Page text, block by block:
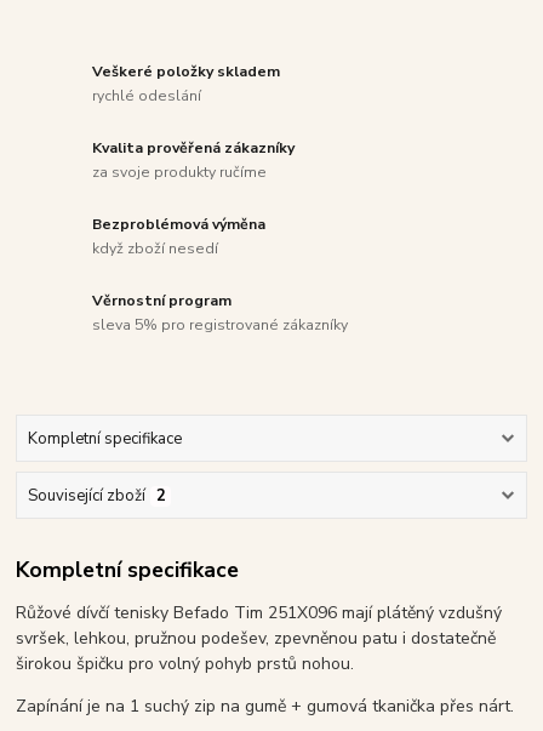
Veškeré položky skladem
rychlé odeslání
Kvalita prověřená zákazníky
za svoje produkty ručíme
Bezproblémová výměna
když zboží nesedí
Věrnostní program
sleva 5% pro registrované zákazníky
Kompletní specifikace
Související zboží 2
Kompletní specifikace
Růžové dívčí tenisky Befado Tim 251X096 mají plátěný vzdušný
svršek, lehkou, pružnou podešev, zpevněnou patu i dostatečně
širokou špičku pro volný pohyb prstů nohou.
Zapínání je na 1 suchý zip na gumě + gumová tkanička přes nárt.